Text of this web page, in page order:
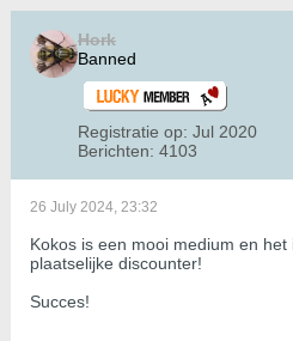
Hork
Banned
Registratie op: Jul 2020
Berichten: 4103
26 July 2024, 23:32
Kokos is een mooi medium en
plaatselijke discounter!
Succes!